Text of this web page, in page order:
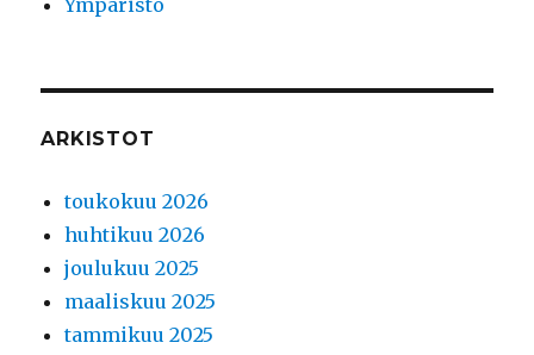
Ympäristö
ARKISTOT
toukokuu 2026
huhtikuu 2026
joulukuu 2025
maaliskuu 2025
tammikuu 2025